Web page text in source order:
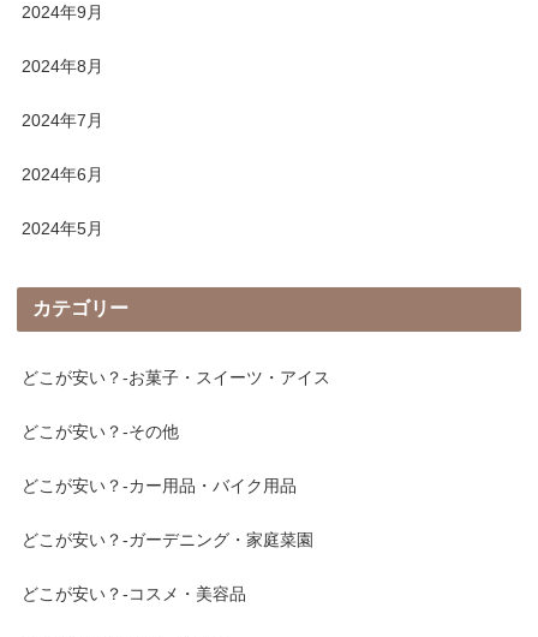
2024年9月
2024年8月
2024年7月
2024年6月
2024年5月
カテゴリー
どこが安い？-お菓子・スイーツ・アイス
どこが安い？-その他
どこが安い？-カー用品・バイク用品
どこが安い？-ガーデニング・家庭菜園
どこが安い？-コスメ・美容品